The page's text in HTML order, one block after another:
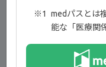
新着コンテ
medパスとは
能な「医療関